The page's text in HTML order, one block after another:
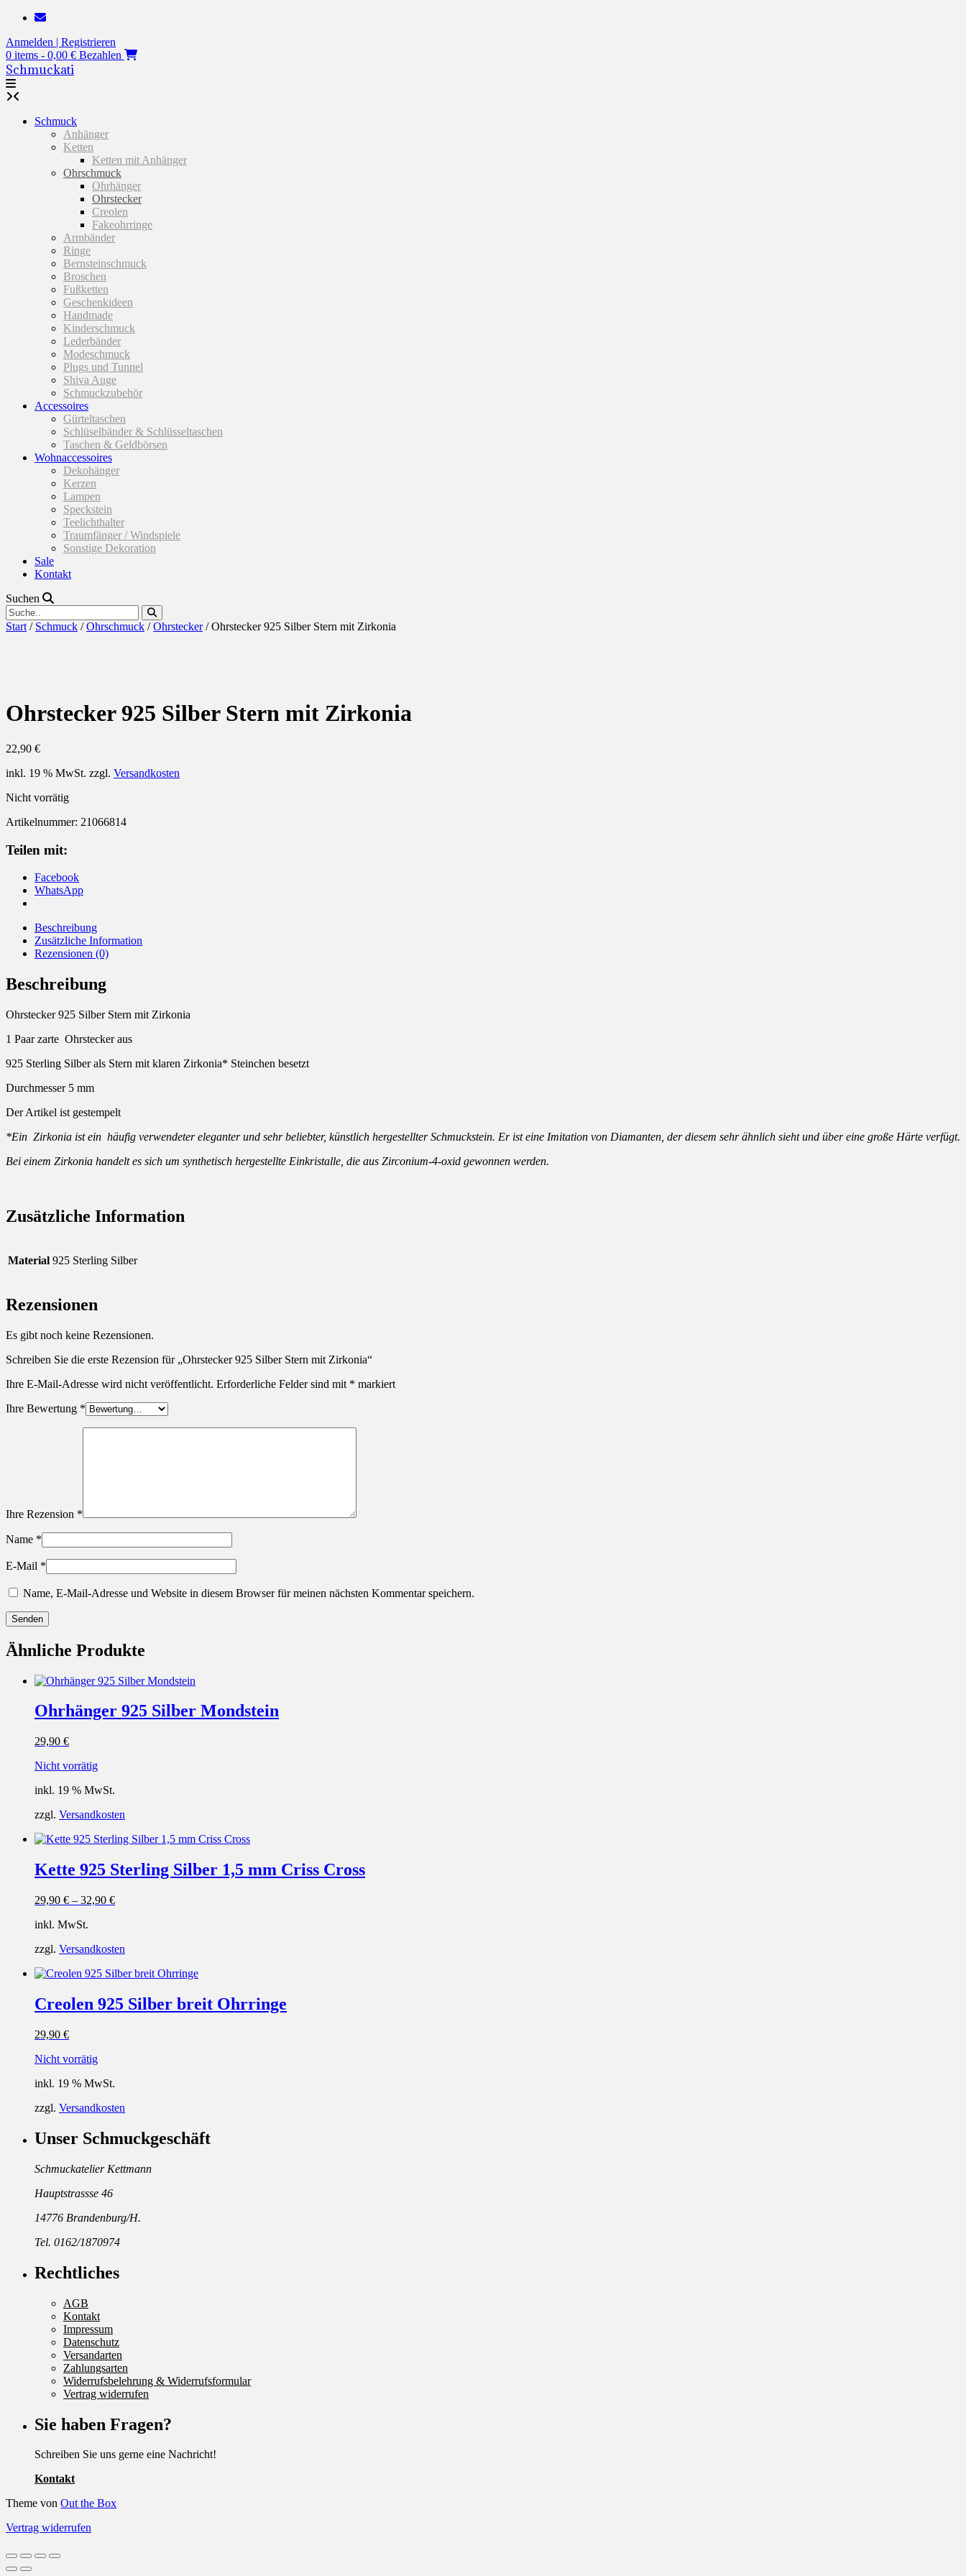
Zum
springen
Anmelden | Registrieren
0 items - 0,00 € Bezahlen
Schmuckati
Schmuck
Anhänger
Ketten
Ketten mit Anhänger
Ohrschmuck
Ohrhänger
Ohrstecker
Creolen
Fakeohrringe
Armbänder
Ringe
Bernsteinschmuck
Broschen
Fußketten
Geschenkideen
Handmade
Kinderschmuck
Lederbänder
Modeschmuck
Plugs und Tunnel
Shiva Auge
Schmuckzubehör
Accessoires
Gürteltaschen
Schlüselbänder & Schlüsseltaschen
Taschen & Geldbörsen
Wohnaccessoires
Dekohänger
Kerzen
Lampen
Speckstein
Teelichthalter
Traumfänger / Windspiele
Sonstige Dekoration
Sale
Kontakt
Suchen
Start / Schmuck /Ohrschmuck /Ohrstecker/ Ohrstecker 925 Silber Stern mit Zirkonia
Ohrstecker 925 Silber Stern mit Zirkonia
22,90 €
inkl. 19 % MwSt. zzgl. Versandkosten
Nicht vorrätig
Artikelnummer: 21066814
Teilen mit:
Facebook
WhatsApp
Beschreibung
Zusätzliche Information
Rezensionen (0)
Beschreibung
Ohrstecker 925 Silber Stern mit Zirkonia
1 Paar zarte Ohrstecker aus
925 Sterling Silber als Stern mit klaren Zirkonia* Steinchen besetzt
Durchmesser 5 mm
Der Artikel ist gestempelt
*Ein Zirkonia ist ein häufig verwendeter eleganter und sehr beliebter, künstlich hergestellter Schmuckstein. Er ist eine Imitation von Diamanten, der diesem sehr ähnlich sieht und über eine große Härte verfügt.
Bei einem Zirkonia handelt es sich um synthetisch hergestellte Einkristalle, die aus Zirconium-4-oxid gewonnen werden.
Zusätzliche Information
Material 925 Sterling Silber
Rezensionen
Es gibt noch keine Rezensionen.
Schreiben Sie die erste Rezension für „Ohrstecker 925 Silber Stern mit Zirkonia“
Ihre E-Mail-Adresse wird nicht veröffentlicht. Erforderliche Felder sind mit * markiert
Ihre Bewertung *
Ihre Rezension *
Name *
E-Mail *
Name, E-Mail-Adresse und Website in diesem Browser für meinen nächsten Kommentar speichern.
Ähnliche Produkte
Ohrhänger 925 Silber Mondstein
29,90 €
Nicht vorrätig
inkl. 19 % MwSt.
zzgl. Versandkosten
Kette 925 Sterling Silber 1,5 mm Criss Cross
29,90 € – 32,90 €
inkl. MwSt.
zzgl. Versandkosten
Creolen 925 Silber breit Ohrringe
29,90 €
Nicht vorrätig
inkl. 19 % MwSt.
zzgl. Versandkosten
Unser Schmuckgeschäft
Schmuckatelier Kettmann
Hauptstrassse 46
14776 Brandenburg/H.
Tel. 0162/1870974
Rechtliches
AGB
Kontakt
Impressum
Datenschutz
Versandarten
Zahlungsarten
Widerrufsbelehrung & Widerrufsformular
Vertrag widerrufen
Sie haben Fragen?
Schreiben Sie uns gerne eine Nachricht!
Kontakt
Theme von Out the Box
Vertrag widerrufen